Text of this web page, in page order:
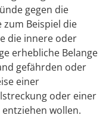
gegen die
zum Beispiel die
die innere oder
erhebliche Belange
gefährden oder
einer
oder einer
wollen.